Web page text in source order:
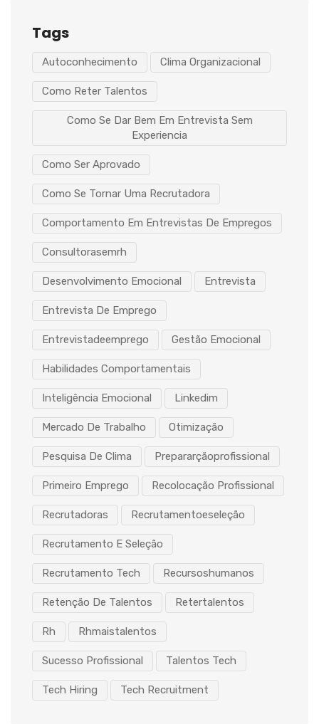
Tags
Autoconhecimento Clima Organizacional
Como Reter Talentos
Como Se Dar Bem Em Entrevista Sem
Experiencia
Como Ser Aprovado
Como Se Tornar Uma Recrutadora
Comportamento Em Entrevistas De Empregos
Consultorasemrh
Desenvolvimento Emocional Entrevista
Entrevista De Emprego
Entrevistadeemprego Gestão Emocional
Habilidades Comportamentais
Inteligência Emocional Linkedim
Mercado De Trabalho Otimização
Pesquisa De Clima Prepararçãoprofissional
Primeiro Emprego Recolocação Profissional
Recrutadoras Recrutamentoeseleção
Recrutamento E Seleção
Recrutamento Tech Recursoshumanos
Retenção De Talentos Retertalentos
Rh Rhmaistalentos
Sucesso Profissional Talentos Tech
Tech Hiring Tech Recruitment